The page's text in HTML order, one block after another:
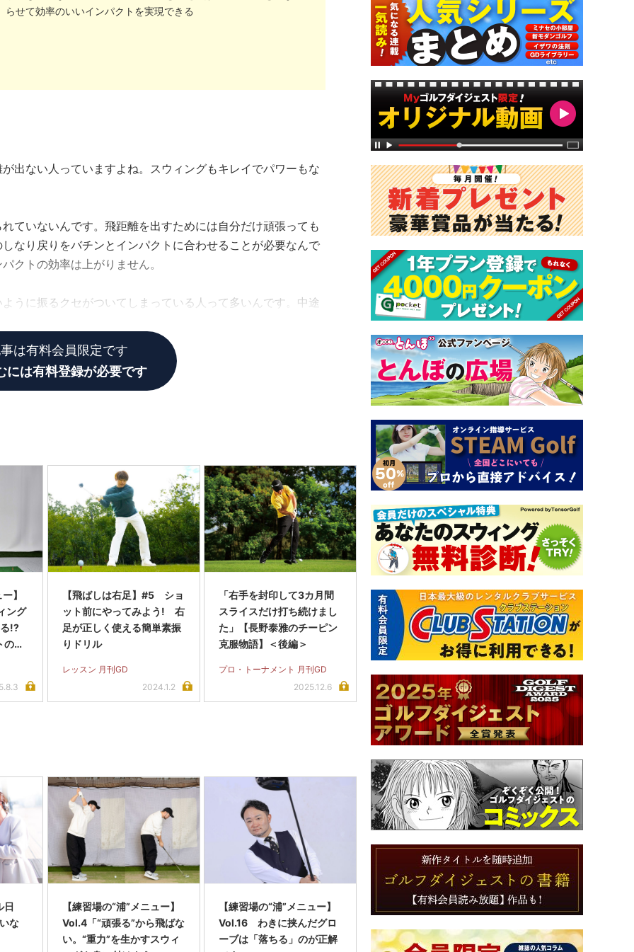
らせて効率のいいインパクトを実現できる
出ない人っていますよね。スウィングもキレイでパワーもな
ていないんです。飛距離を出すためには自分だけ頑張っても
なり戻りをバチンとインパクトに合わせることが必要なんで
クトの効率は上がりません。
うに振るクセがついてしまっている人って多いんです。中途
は有料会員限定です
には有料登録が必要です
】
ング
!?
練
【飛ばしは右足】#5 ショ
ット前にやってみよう! 右
足が正しく使える簡単素振
りドリル
レッスン 月刊GD
2024.1.2
「右手を封印して3カ月間
スライスだけ打ち続けまし
た」【長野泰雅のチーピン
克服物語】＜後編＞
プロ・トーナメント 月刊GD
2025.12.6
日
な
【練習場の“浦”メニュー】
Vol.4「“頑張る”から飛ばな
い。“重力”を生かすスウィ
【練習場の“浦”メニュー】
Vol.16 わきに挟んだグロ
ーブは「落ちる」のが正解